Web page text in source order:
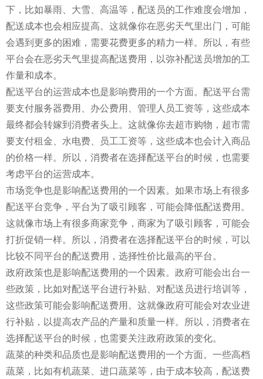
下，比如暴雨、大雪、高温等，配送员的工作难度会增加，
配送成本也会相应提高。这就像你在恶劣天气里出门，可能
会遇到更多的困难，需要花费更多的精力一样。所以，有些
平台会在恶劣天气里提高配送费用，以弥补配送员增加的工
作量和成本。
配送平台的运营成本也是影响费用的一个方面。配送平台需
要支付服务器费用、办公费用、管理人员工资等，这些成本
最终都会转嫁到消费者头上。这就像你去超市购物，超市需
要支付租金、水电费、员工工资等，这些成本也会计入商品
的价格一样。所以，消费者在选择配送平台的时候，也需要
考虑平台的运营成本。
市场竞争也是影响配送费用的一个因素。如果市场上有很多
配送平台竞争，平台为了吸引顾客，可能会降低配送费用。
这就像市场上有很多商家竞争，商家为了吸引顾客，可能会
打折促销一样。所以，消费者在选择配送平台的时候，可以
比较不同平台的配送费用，选择性价比最高的平台。
政府政策也是影响配送费用的一个因素。政府可能会出台一
些政策，比如对配送平台进行补贴、对配送员进行培训等，
这些政策可能会影响配送费用。这就像政府可能会对农业进
行补贴，以提高农产品的产量和质量一样。所以，消费者在
选择配送平台的时候，也需要关注政府政策的变化。
蔬菜的种类和品质也是影响配送费用的一个方面。一些高档
蔬菜，比如有机蔬菜、进口蔬菜等，由于成本较高，配送费